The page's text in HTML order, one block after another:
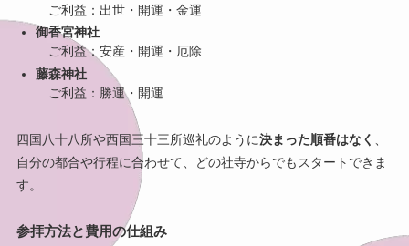
ご利益：出世・開運・金運
御香宮神社
ご利益：安産・開運・厄除
藤森神社
ご利益：勝運・開運
四国八十八所や西国三十三所巡礼のように決まった順番はなく
自分の都合や行程に合わせて、どの社寺からでもスタートできま
す。
参拝方法と費用の仕組み